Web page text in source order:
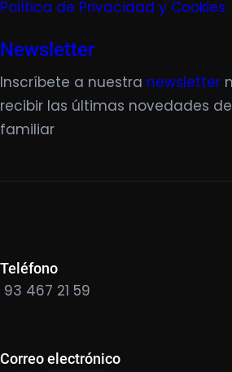
Política de Privacidad y Cookies
Newsletter
Inscríbete a nuestra newsletter
recibir las últimas novedades
familiar
Teléfono
93 467 21 59
Correo electrónico